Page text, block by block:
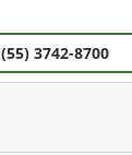
(55) 3742-8700